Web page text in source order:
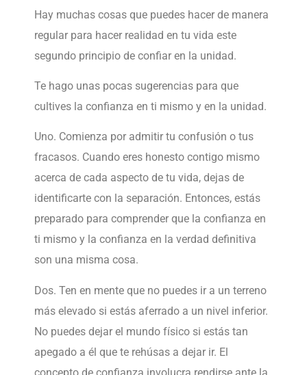
Hay muchas cosas que puedes hacer de manera
regular para hacer realidad en tu vida este
segundo principio de confiar en la unidad.
Te hago unas pocas sugerencias para que
cultives la confianza en ti mismo y en la unidad.
Uno. Comienza por admitir tu confusión o tus
fracasos. Cuando eres honesto contigo mismo
acerca de cada aspecto de tu vida, dejas de
identificarte con la separación. Entonces, estás
preparado para comprender que la confianza en
ti mismo y la confianza en la verdad definitiva
son una misma cosa.
Dos. Ten en mente que no puedes ir a un terreno
más elevado si estás aferrado a un nivel inferior.
No puedes dejar el mundo físico si estás tan
apegado a él que te rehúsas a dejar ir. El